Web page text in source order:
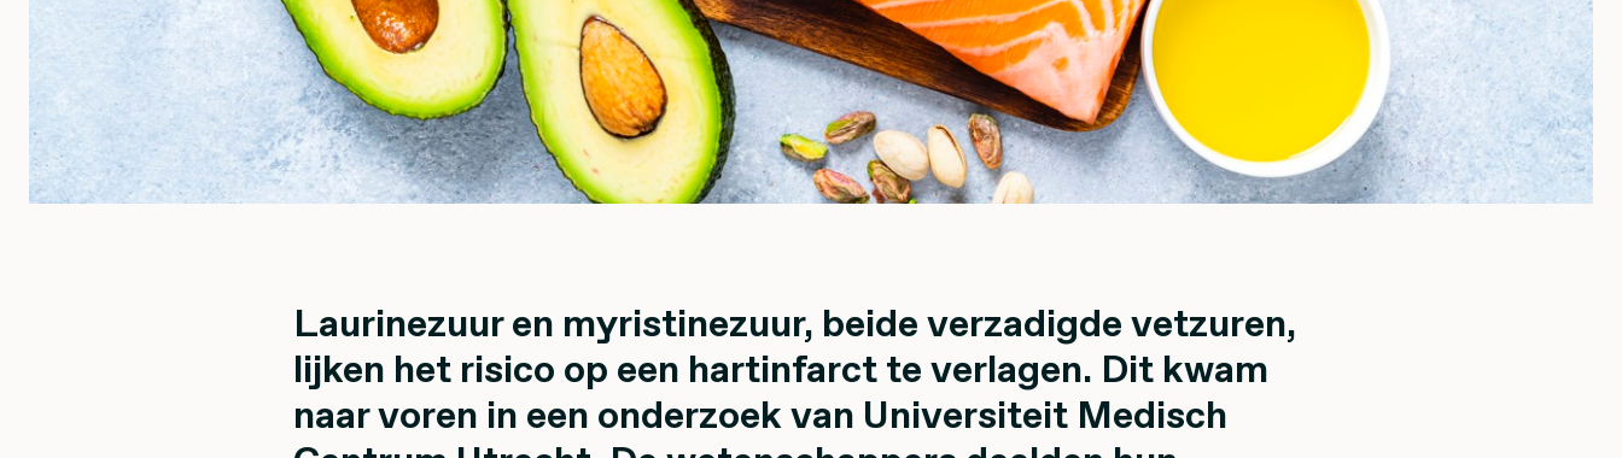
Laurinezuur en myristinezuur, beide verzadigde vetzuren,
lijken het risico op een hartinfarct te verlagen. Dit kwam
naar voren in een onderzoek van Universiteit Medisch